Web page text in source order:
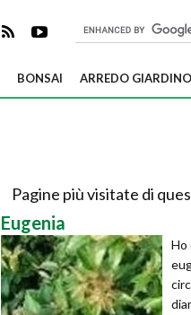
BONSAI ARREDO GIARDINO
Pagine più visitate di
Eugenia
Ho